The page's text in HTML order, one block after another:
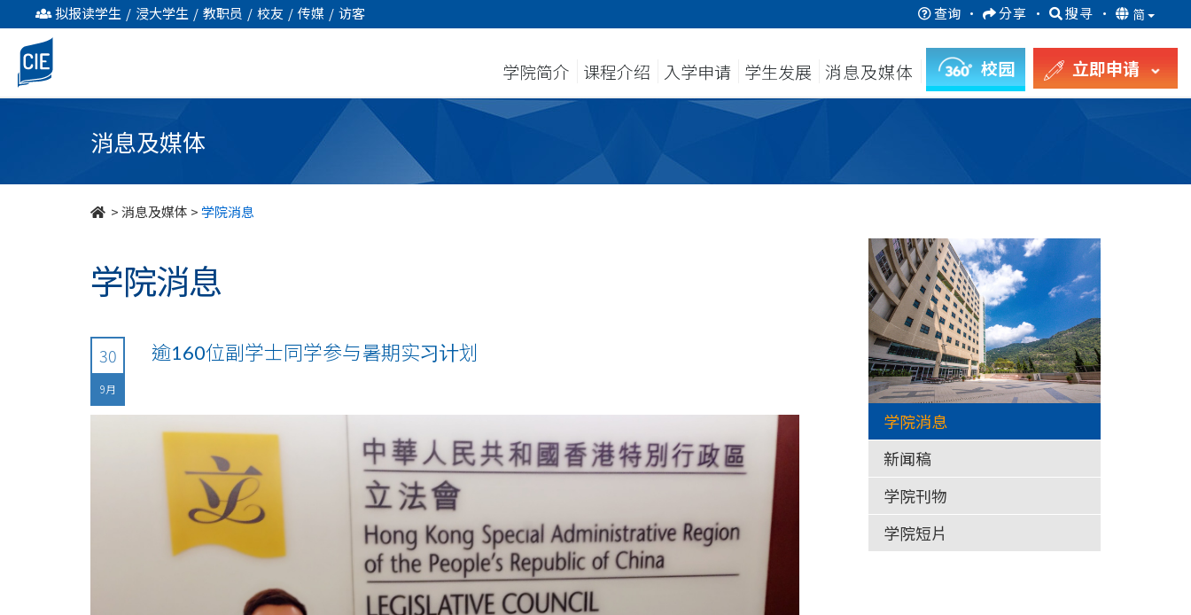
undefined
拟报读学生 / 浸大学生 / 教职员 / 校友 / 传媒 / 访客 查询 · 分享 · 搜寻 · 简
学院简介 课程介绍 入学申请 学生发展 消息及媒体 校园 立即申请
消息及媒体
>消息及媒体 >学院消息
学院消息
30
9月
逾160位副学士同学参与暑期实习计划
学院消息
新闻稿
学院刊物
学院短片